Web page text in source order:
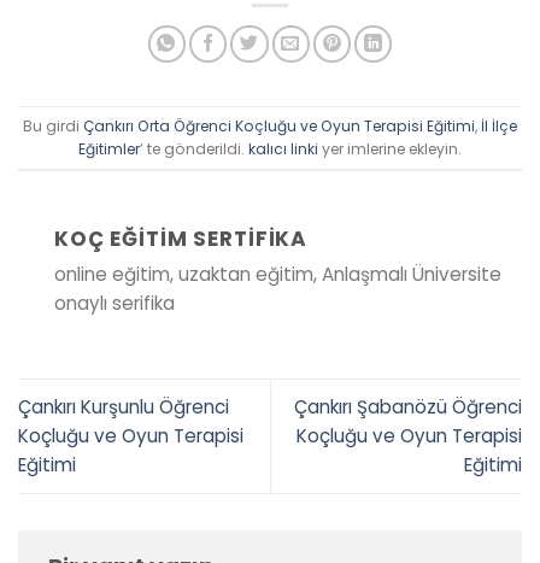
Bu girdi Çankırı Orta Öğrenci Koçluğu ve Oyun Terapisi Eğitimi, İl İlçe
Eğitimler’ te gönderildi. kalıcı linki yer imlerine ekleyin.
KOÇ EĞITIM SERTIFIKA
online eğitim, uzaktan eğitim, Anlaşmalı Üniversite
onaylı serifika
Çankırı Kurşunlu Öğrenci
Koçluğu ve Oyun Terapisi
Eğitimi
Çankırı Şabanözü Öğrenci
Koçluğu ve Oyun Terapisi
Eğitimi